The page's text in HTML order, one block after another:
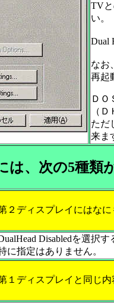
TVと
い。
Dual
なお
再起
ＤＯ
（
ただ
来ま
、次の5種類
２ディスプレイにはなに
Disabledを選択
に指定はありません。
１ディスプレイと同じ内